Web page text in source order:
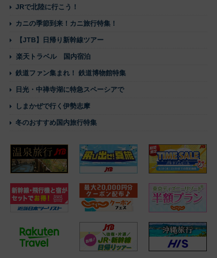
JRで北陸に行こう！
カニの季節到来！カニ旅行特集！
【JTB】日帰り新幹線ツアー
楽天トラベル 国内宿泊
鉄道ファン集まれ！ 鉄道博物館特集
日光・中禅寺湖に特急スペーシアで
しまかぜで行く伊勢志摩
冬のおすすめ国内旅行特集